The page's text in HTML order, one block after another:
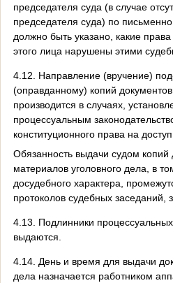
председателя суда (в случае
председателя суда) по
должно быть указано, какие
этого лица нарушены этими
4.12. Направление (вручение)
(оправданному) копий документов
производится в случаях,
процессуальным
конституционного права на
Обязанность выдачи судом копий
материалов уголовного дела, в
досудебного характера,
протоколов судебных заседаний,
4.13. Подлинники
выдаются.
4.14. День и время для выдачи
дела назначается работником